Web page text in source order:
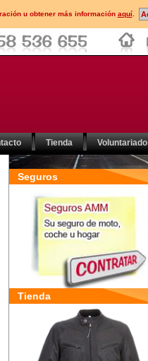
u obtener más información aquí.
Tienda Voluntariado
Seguros
Tienda